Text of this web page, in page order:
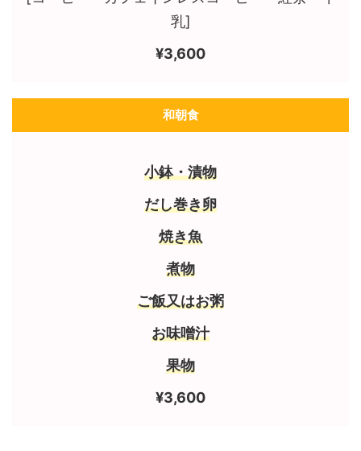
乳]
¥3,600
和朝食
小鉢・漬物
だし巻き卵
焼き魚
煮物
ご飯又はお粥
お味噌汁
果物
¥3,600